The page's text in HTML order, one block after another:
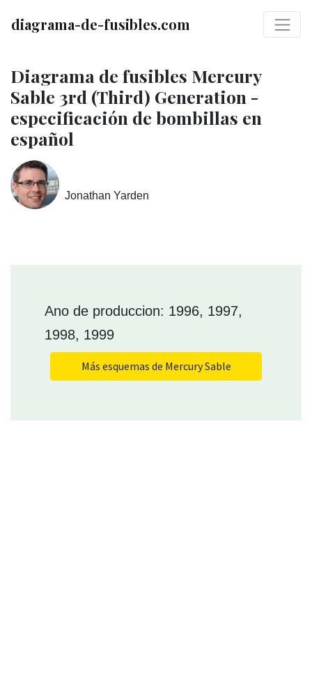
diagrama-de-fusibles.com
Diagrama de fusibles Mercury
Sable 3rd (Third) Generation -
especificación de bombillas en
español
Jonathan Yarden
Ano de produccion: 1996, 1997,
1998, 1999
Más esquemas de Mercury Sable